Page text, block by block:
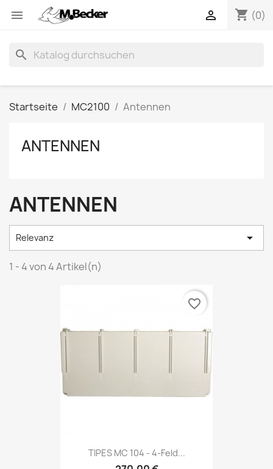
 shopping_cart (0)

search
Startseite MC2100 Antennen
ANTENNEN
ANTENNEN
Relevanz 
1 - 4 von 4 Artikel(n)
TIPES MC 104 - 4-Feld...
favorite_border